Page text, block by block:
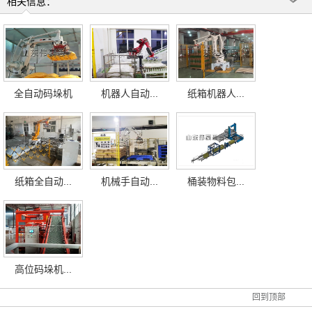
全自动码垛机 机器人自动... 纸箱机器人...
纸箱全自动... 机械手自动... 桶装物料包...
高位码垛机...
回到顶部